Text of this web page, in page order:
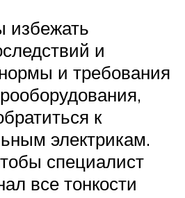
избежать
и
и требования
к
электрикам.
специалист
все тонкости